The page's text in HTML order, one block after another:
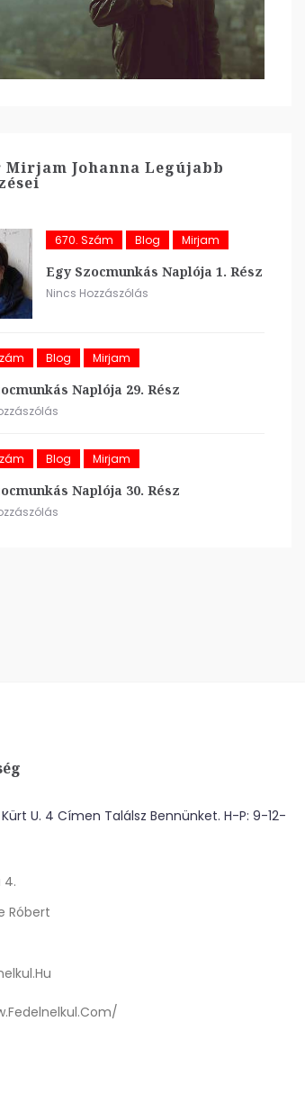
Mirjam Johanna Legújabb
670. Szám Blog Mirjam
Egy Szocmunkás Naplója 1. Rész
Nincs Hozzászólás
Blog Mirjam
Naplója 29. Rész
Blog Mirjam
Naplója 30. Rész
U. 4 Címen Találsz Bennünket. H-P: 9-12-
4.
Róbert